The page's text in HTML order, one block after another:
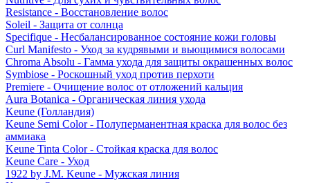
Resistance - Восстановление волос
Soleil - Защита от солнца
Specifique - Несбалансированное состояние кожи головы
Curl Manifesto - Уход за кудрявыми и вьющимися волосами
Chroma Absolu - Гамма ухода для защиты окрашенных волос
Symbiose - Роскошный уход против перхоти
Premiere - Очищение волос от отложений кальция
Aura Botanica - Органическая линия ухода
Keune (Голландия)
Keune Semi Color - Полуперманентная краска для волос без
аммиака
Keune Tinta Color - Стойкая краска для волос
Keune Care - Уход
1922 by J.M. Keune - Мужская линия